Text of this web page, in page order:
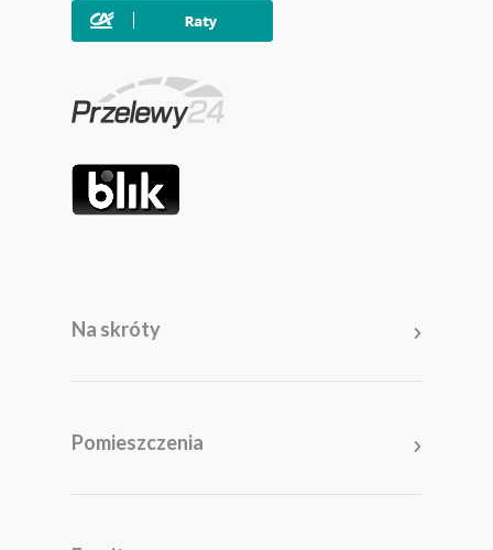
Na skróty
Pomieszczenia